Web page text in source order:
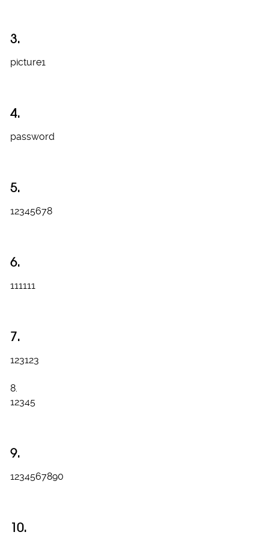
3.
picture1
4.
password
5.
12345678
6.
111111
7.
123123
8.
12345
9.
1234567890
10.